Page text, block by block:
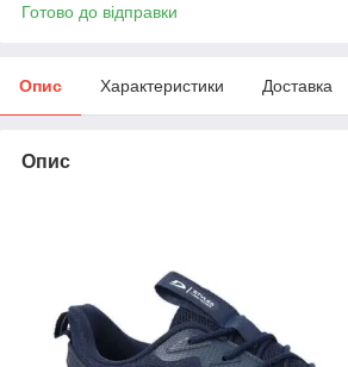
Готово до відправки
Опис Характеристики Доставка
Опис